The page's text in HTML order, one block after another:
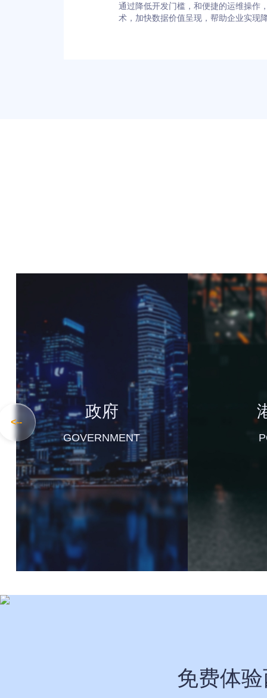
通过降低开发门槛，和便捷的运维操作
术，加快数据价值呈现，帮助企业实现
政府
GOVERNMENT
<--
免费体